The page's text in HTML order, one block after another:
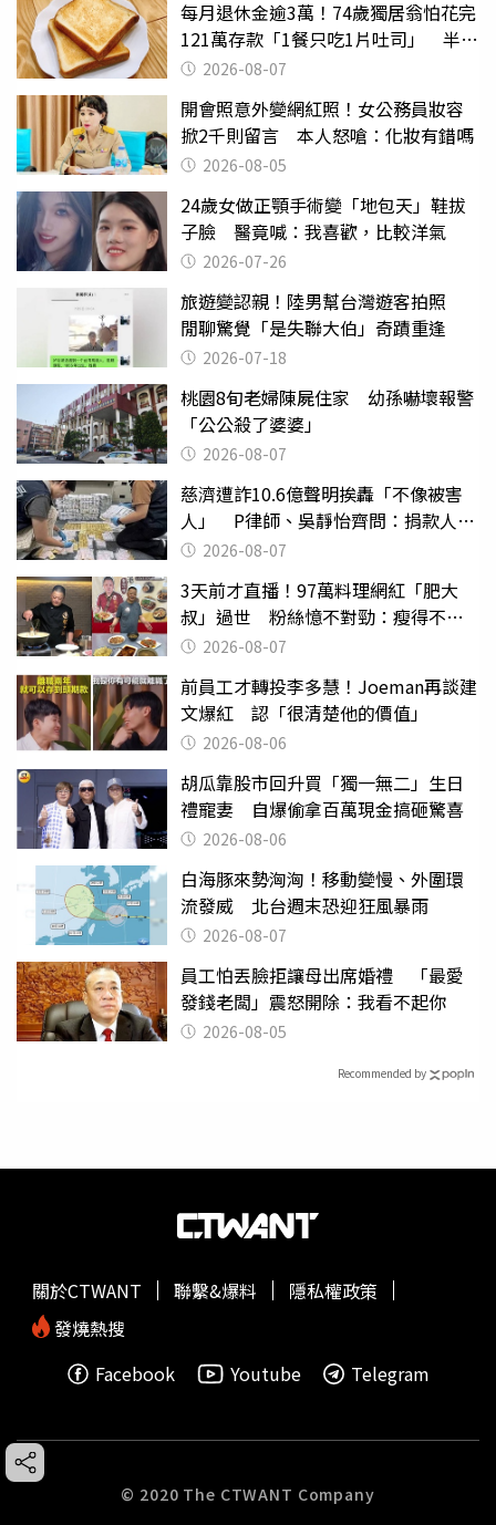
每月退休金逾3萬！74歲獨居翁怕花完
121萬存款「1餐只吃1片吐司」 半年
後暴瘦嚇壞女兒
2026-08-07
開會照意外變網紅照！女公務員妝容
掀2千則留言 本人怒嗆：化妝有錯嗎
2026-08-05
24歲女做正顎手術變「地包天」鞋拔
子臉 醫竟喊：我喜歡，比較洋氣
2026-07-26
旅遊變認親！陸男幫台灣遊客拍照
閒聊驚覺「是失聯大伯」奇蹟重逢
2026-07-18
桃園8旬老婦陳屍住家 幼孫嚇壞報警
「公公殺了婆婆」
2026-08-07
慈濟遭詐10.6億聲明挨轟「不像被害
人」 P律師、吳靜怡齊問：捐款人有
權知道真相
2026-08-07
3天前才直播！97萬料理網紅「肥大
叔」過世 粉絲憶不對勁：瘦得不合
理 2026-08-07
前員工才轉投李多慧！Joeman再談建
文爆紅 認「很清楚他的價值」
2026-08-06
胡瓜靠股市回升買「獨一無二」生日
禮寵妻 自爆偷拿百萬現金搞砸驚喜
2026-08-06
白海豚來勢洶洶！移動變慢、外圍環
流發威 北台週末恐迎狂風暴雨
2026-08-07
員工怕丟臉拒讓母出席婚禮 「最愛
發錢老闆」震怒開除：我看不起你
2026-08-05
Recommended by
關於CTWANT 聯繫&爆料
隱私權政策
發燒熱搜
Facebook
Youtube Telegram
© 2020 The CTWANT Company